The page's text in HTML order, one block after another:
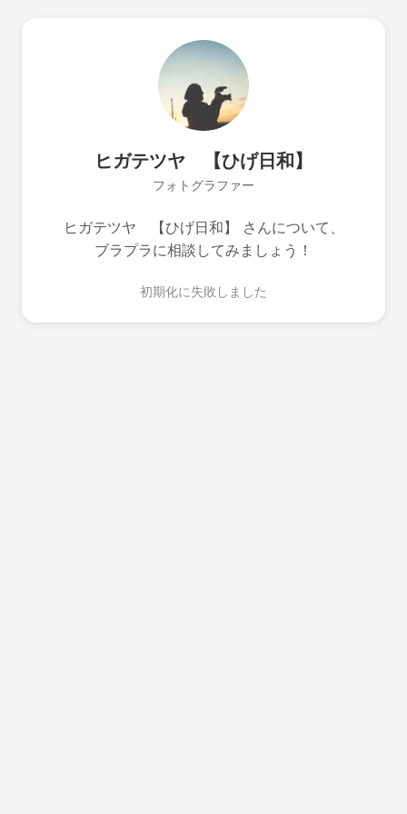
ヒガテツヤ 【ひげ日和】
フォトグラファー
ヒガテツヤ 【ひげ日和】 さんについて、
ブラプラに相談してみましょう！
初期化に失敗しました